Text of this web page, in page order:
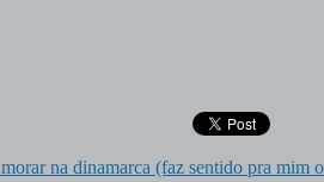
na dinamarca (faz sentido pra mim